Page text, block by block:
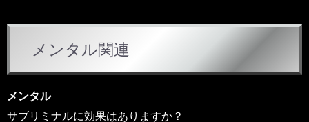
メンタル関連
メンタル
サブリミナルに効果はありますか？